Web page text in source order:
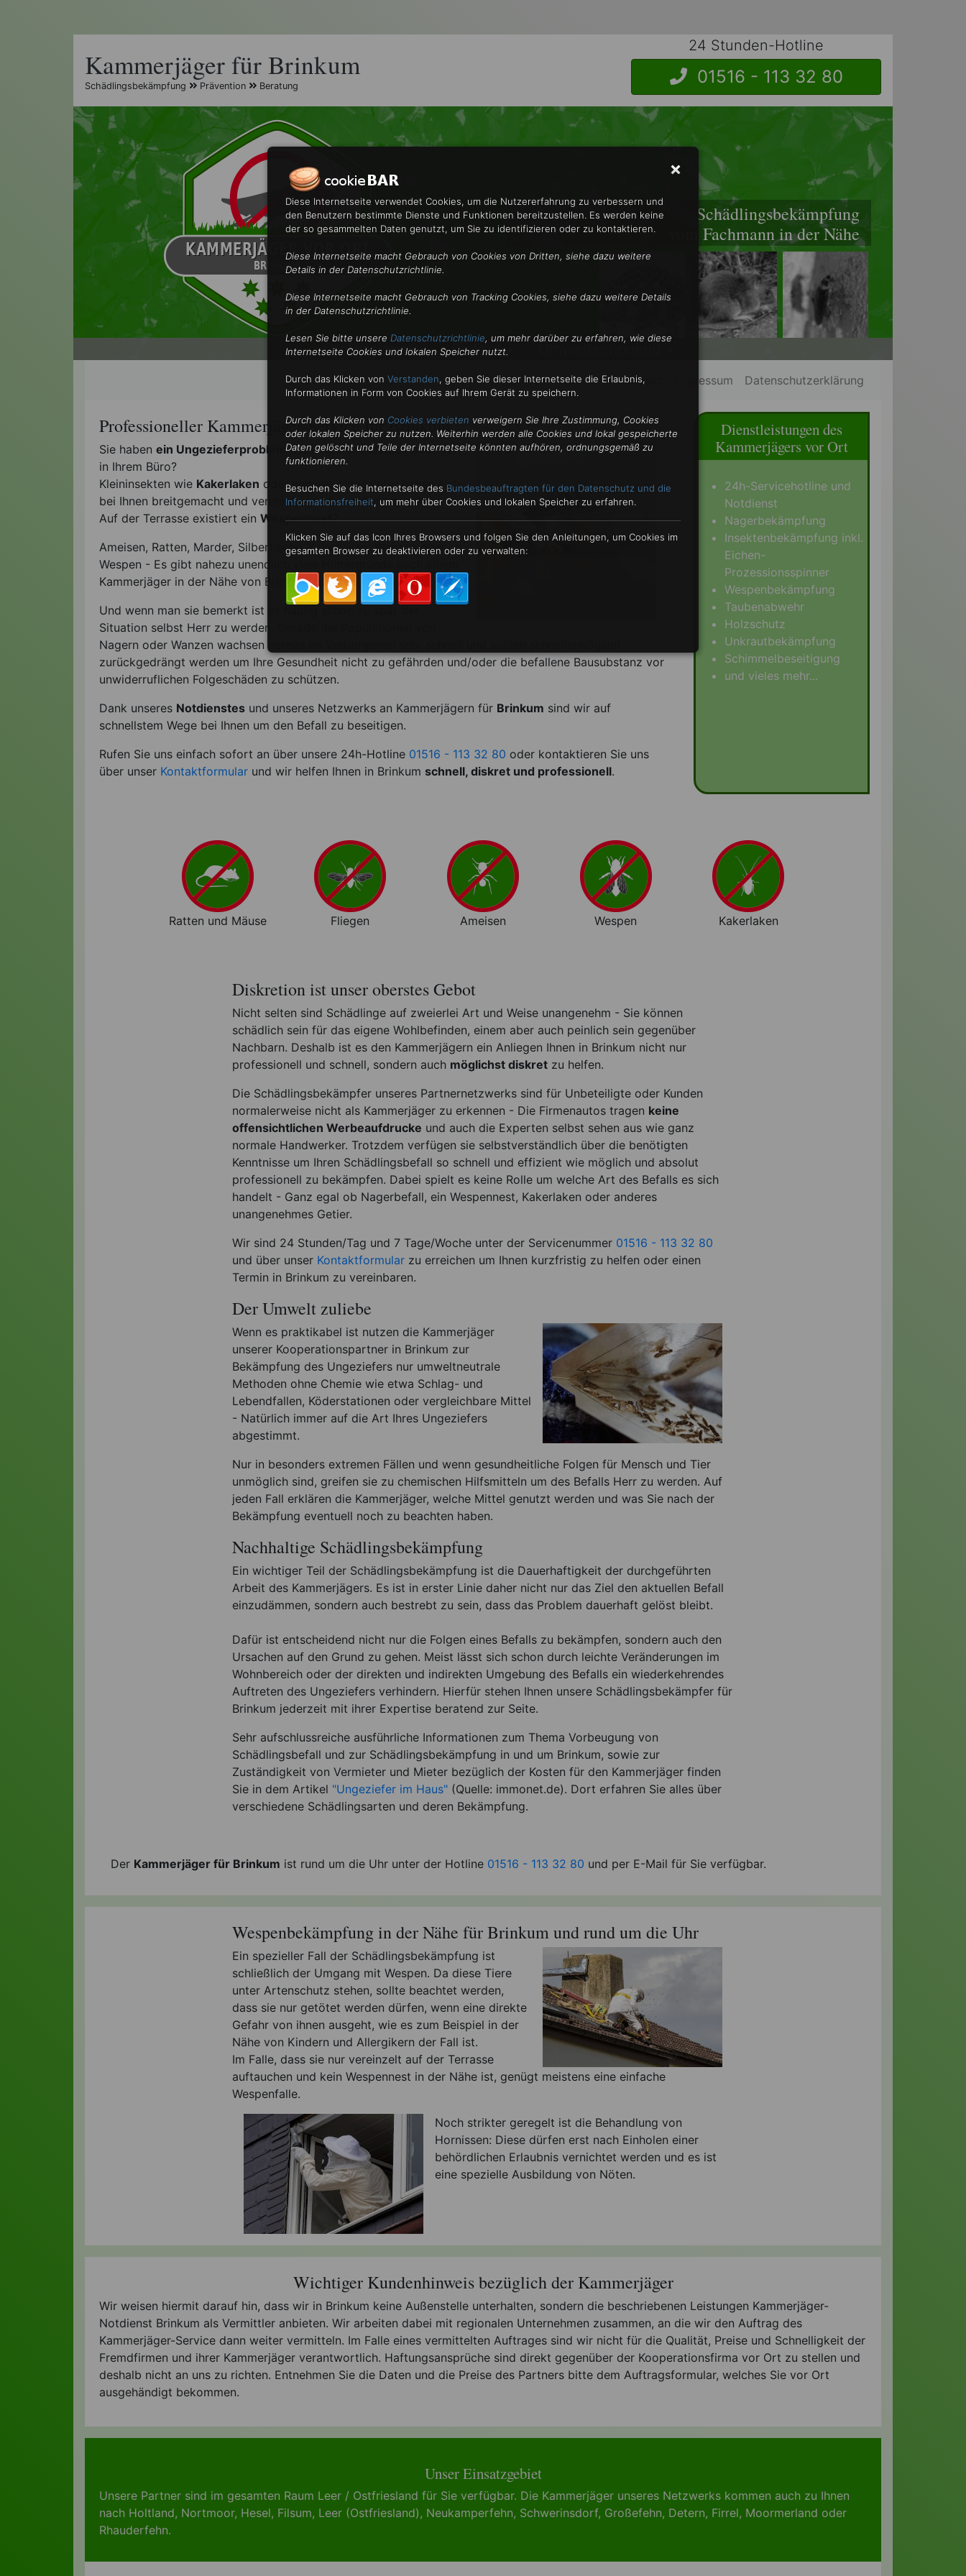
Kammerjäger für Brinkum
Schädlingsbekämpfung Prävention Beratung
24 Stunden-Hotline
01516 - 113 32 80
Schädlingsbekämpfung
vom Fachmann in der Nähe
• Professionell • Diskret • Umweltschonend •
Kontakt Impressum Datenschutzerklärung
Professioneller Kammerjäger-Service für Brinkum
Sie haben ein Ungezieferproblemauf Ihrem Grundstück oder gar
in Ihrem Büro?
Kleininsekten wie Kakerlaken oder anderes Ungeziefer haben sich
bei Ihnen breitgemacht und verunreinigen Ihren Wohnraum?
Auf der Terrasse existiert ein Wespennest?
Ameisen, Ratten, Marder, Silberfische, Kakerlaken, Wanzen oder
Wespen - Es gibt nahezu unendlich viele Hintergründe nach einem
Kammerjäger in der Nähe von Brinkum zu rufen.
Und wenn man sie bemerkt ist es häufig schon zu spät der
Situation selbst Herr zu werden. Gerade die Populationen von
Nagern oder Wanzen wachsen bereits im Verborgenen sehr schnell und sollten schnellstmöglich
zurückgedrängt werden um Ihre Gesundheit nicht zu gefährden und/oder die befallene Bausubstanz vor
unwiderruflichen Folgeschäden zu schützen.
Dank unseres Notdienstes und unseres Netzwerks an Kammerjägern für Brinkum sind wir auf
schnellstem Wege bei Ihnen um den Befall zu beseitigen.
Rufen Sie uns einfach sofort an über unsere 24h-Hotline 01516 - 113 32 80 oder kontaktieren Sie uns
über unser Kontaktformular und wir helfen Ihnen in Brinkum schnell, diskret und professionell.
Dienstleistungen des
Kammerjägers vor Ort
24h-Servicehotline und
Notdienst
Nagerbekämpfung
Insektenbekämpfung inkl.
Eichen-
Prozessionsspinner
Wespenbekämpfung
Taubenabwehr
Holzschutz
Unkrautbekämpfung
Schimmelbeseitigung
und vieles mehr...
Ratten und Mäuse Fliegen Ameisen Wespen Kakerlaken
Diskretion ist unser oberstes Gebot
Nicht selten sind Schädlinge auf zweierlei Art und Weise unangenehm - Sie können
schädlich sein für das eigene Wohlbefinden, einem aber auch peinlich sein gegenüber
Nachbarn. Deshalb ist es den Kammerjägern ein Anliegen Ihnen in Brinkum nicht nur
professionell und schnell, sondern auch möglichst diskretzu helfen.
Die Schädlingsbekämpfer unseres Partnernetzwerks sind für Unbeteiligte oder Kunden
normalerweise nicht als Kammerjäger zu erkennen - Die Firmenautos tragen keine
offensichtlichen Werbeaufdrucke und auch die Experten selbst sehen aus wie ganz
normale Handwerker. Trotzdem verfügen sie selbstverständlich über die benötigten
Kenntnisse um Ihren Schädlingsbefall so schnell und effizient wie möglich und absolut
professionell zu bekämpfen. Dabei spielt es keine Rolle um welche Art des Befalls es sich
handelt - Ganz egal ob Nagerbefall, ein Wespennest, Kakerlaken oder anderes
unangenehmes Getier.
Wir sind 24 Stunden/Tag und 7 Tage/Woche unter der Servicenummer 01516 - 113 32 80
und über unser Kontaktformularzu erreichen um Ihnen kurzfristig zu helfen oder einen
Termin in Brinkum zu vereinbaren.
Der Umwelt zuliebe
Wenn es praktikabel ist nutzen die Kammerjäger
unserer Kooperationspartner in Brinkum zur
Bekämpfung des Ungeziefers nur umweltneutrale
Methoden ohne Chemie wie etwa Schlag- und
Lebendfallen, Köderstationen oder vergleichbare Mittel
- Natürlich immer auf die Art Ihres Ungeziefers
abgestimmt.
Nur in besonders extremen Fällen und wenn gesundheitliche Folgen für Mensch und Tier
unmöglich sind, greifen sie zu chemischen Hilfsmitteln um des Befalls Herr zu werden. Auf
jeden Fall erklären die Kammerjäger, welche Mittel genutzt werden und was Sie nach der
Bekämpfung eventuell noch zu beachten haben.
Nachhaltige Schädlingsbekämpfung
Ein wichtiger Teil der Schädlingsbekämpfung ist die Dauerhaftigkeit der durchgeführten
Arbeit des Kammerjägers. Es ist in erster Linie daher nicht nur das Ziel den aktuellen Befall
einzudämmen, sondern auch bestrebt zu sein, dass das Problem dauerhaft gelöst bleibt.
Dafür ist entscheidend nicht nur die Folgen eines Befalls zu bekämpfen, sondern auch den
Ursachen auf den Grund zu gehen. Meist lässt sich schon durch leichte Veränderungen im
Wohnbereich oder der direkten und indirekten Umgebung des Befalls ein wiederkehrendes
Auftreten des Ungeziefers verhindern. Hierfür stehen Ihnen unsere Schädlingsbekämpfer für
Brinkum jederzeit mit ihrer Expertise beratend zur Seite.
Sehr aufschlussreiche ausführliche Informationen zum Thema Vorbeugung von
Schädlingsbefall und zur Schädlingsbekämpfung in und um Brinkum, sowie zur
Zuständigkeit von Vermieter und Mieter bezüglich der Kosten für den Kammerjäger finden
Sie in dem Artikel "Ungeziefer im Haus"(Quelle: immonet.de). Dort erfahren Sie alles über
verschiedene Schädlingsarten und deren Bekämpfung.
Der Kammerjäger für Brinkum ist rund um die Uhr unter der Hotline 01516 - 113 32 80 und per E-Mail für Sie verfügbar.
Wespenbekämpfung in der Nähe für Brinkum und rund um die Uhr
Ein spezieller Fall der Schädlingsbekämpfung ist
schließlich der Umgang mit Wespen. Da diese Tiere
unter Artenschutz stehen, sollte beachtet werden,
dass sie nur getötet werden dürfen, wenn eine direkte
Gefahr von ihnen ausgeht, wie es zum Beispiel in der
Nähe von Kindern und Allergikern der Fall ist.
Im Falle, dass sie nur vereinzelt auf der Terrasse
auftauchen und kein Wespennest in der Nähe ist, genügt meistens eine einfache
Wespenfalle.
Noch strikter geregelt ist die Behandlung von
Hornissen: Diese dürfen erst nach Einholen einer
behördlichen Erlaubnis vernichtet werden und es ist
eine spezielle Ausbildung von Nöten.
Wichtiger Kundenhinweis bezüglich der Kammerjäger
Wir weisen hiermit darauf hin, dass wir in Brinkum keine Außenstelle unterhalten, sondern die beschriebenen Leistungen Kammerjäger-
Notdienst Brinkum als Vermittler anbieten. Wir arbeiten dabei mit regionalen Unternehmen zusammen, an die wir den Auftrag des
Kammerjäger-Service dann weiter vermitteln. Im Falle eines vermittelten Auftrages sind wir nicht für die Qualität, Preise und Schnelligkeit der
Fremdfirmen und ihrer Kammerjäger verantwortlich. Haftungsansprüche sind direkt gegenüber der Kooperationsfirma vor Ort zu stellen und
deshalb nicht an uns zu richten. Entnehmen Sie die Daten und die Preise des Partners bitte dem Auftragsformular, welches Sie vor Ort
ausgehändigt bekommen.
Unser Einsatzgebiet
Unsere Partner sind im gesamten Raum Leer / Ostfriesland für Sie verfügbar. Die Kammerjäger unseres Netzwerks kommen auch zu Ihnen
nach Holtland, Nortmoor, Hesel, Filsum, Leer (Ostfriesland) , Neukamperfehn, Schwerinsdorf, Großefehn, Detern, Firrel, Moormerland oder
Rhauderfehn.
Diese Internetseite verwendet Cookies, um die Nutzererfahrung zu verbessern und
den Benutzern bestimmte Dienste und Funktionen bereitzustellen. Es werden keine
der so gesammelten Daten genutzt, um Sie zu identifizieren oder zu kontaktieren.
Diese Internetseite macht Gebrauch von Cookies von Dritten, siehe dazu weitere
Details in der Datenschutzrichtlinie.
Diese Internetseite macht Gebrauch von Tracking Cookies, siehe dazu weitere Details
in der Datenschutzrichtlinie.
Lesen Sie bitte unsere Datenschutzrichtlinie, um mehr darüber zu erfahren, wie diese
Internetseite Cookies und lokalen Speicher nutzt.
Durch das Klicken von Verstanden, geben Sie dieser Internetseite die Erlaubnis,
Informationen in Form von Cookies auf Ihrem Gerät zu speichern.
Durch das Klicken von Cookies verbieten verweigern Sie Ihre Zustimmung, Cookies
oder lokalen Speicher zu nutzen. Weiterhin werden alle Cookies und lokal gespeicherte
Daten gelöscht und Teile der Internetseite könnten aufhören, ordnungsgemäß zu
funktionieren.
Besuchen Sie die Internetseite des Bundesbeauftragten für den Datenschutz und die
Informationsfreiheit, um mehr über Cookies und lokalen Speicher zu erfahren.
Klicken Sie auf das Icon Ihres Browsers und folgen Sie den Anleitungen, um Cookies im
gesamten Browser zu deaktivieren oder zu verwalten: